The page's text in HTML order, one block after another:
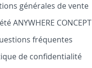
générales de vente
ANYWHERE CONCEPT
fréquentes
de confidentialité